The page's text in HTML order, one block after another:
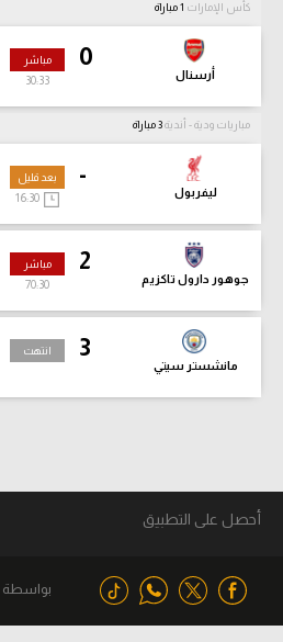
كأس الإمارات
0
أرسنال
مباشر
30:35
مباريات ودية - أندية
-
ليفربول
بعد قليل
2
جوهور دارول تاكزيم
مباشر
70:32
3
مانشستر سيتي
انتهت
أحصل على التطبيق
بواسطة